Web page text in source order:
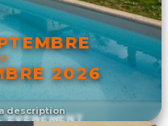
description
2026